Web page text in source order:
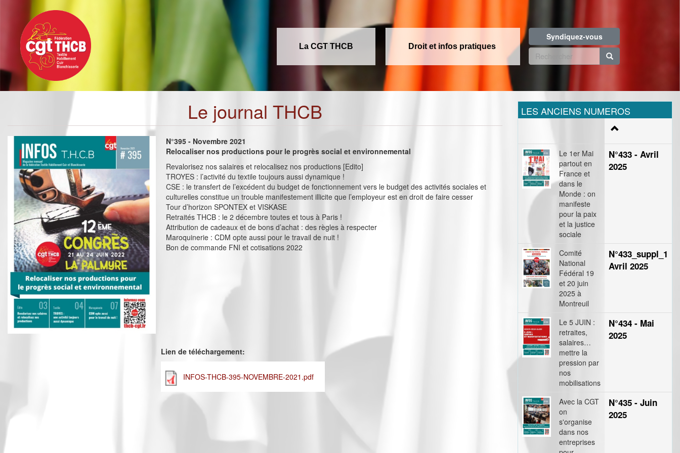
contenu
principal
La CGT THCB Droit et infos pratiques
Syndiquez-vous
Formulaire
recherche
Le journal THCB
N°395 - Novembre 2021
Relocaliser nos productions pour le progrès social et environnemental
Revalorisez nos salaires et relocalisez nos productions [Edito]
TROYES : l’activité du textile toujours aussi dynamique !
CSE : le transfert de l’excédent du budget de fonctionnement vers le budget des activités sociales et
culturelles constitue un trouble manifestement illicite que l’employeur est en droit de faire cesser
Tour d’horizon SPONTEX et VISKASE
Retraités THCB : le 2 décembre toutes et tous à Paris !
Attribution de cadeaux et de bons d’achat : des règles à respecter
Maroquinerie : CDM opte aussi pour le travail de nuit !
Bon de commande FNI et cotisations 2022
Lien de téléchargement:
INFOS-THCB-395-NOVEMBRE-2021.pdf
LES ANCIENS NUMEROS
Le 1er Mai
partout en
France et
dans le
Monde : on
manifeste
pour la paix
et la justice
sociale
N°433 - Avril
2025
Comité
National
Fédéral 19
et 20 juin
2025 à
Montreuil
N°433_suppl_1
Avril 2025
Le 5 JUIN :
retraites,
salaires…
mettre la
pression par
nos
mobilisations
N°434 - Mai
2025
Avec la CGT
on
s'organise
dans nos
entreprises
N°435 - Juin
2025